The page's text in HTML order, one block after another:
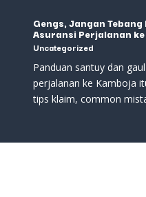
Gengs, Jangan
Asuransi Perjalanan
Uncategorized
Panduan santuy dan
perjalanan ke Kamboja
tips klaim, common